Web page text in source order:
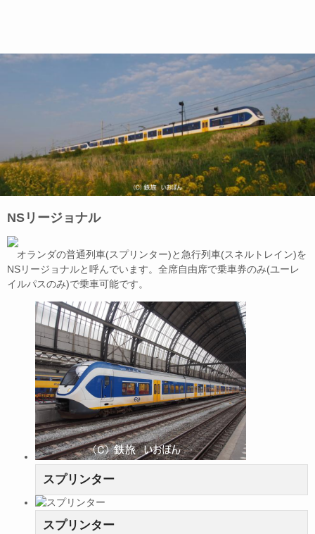
NSリージョナル
オランダの普通列車(スプリンター)と急行列車(スネルトレイン)を
NSリージョナルと呼んでいます。全席自由席で乗車券のみ(ユーレ
イルパスのみ)で乗車可能です。
スプリンター
スプリンター